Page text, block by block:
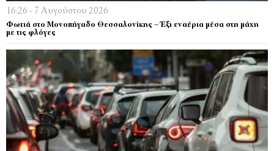
16:26 - 7 Αυγούστου 2026
Φωτιά στο Μονοπήγαδο Θεσσαλονίκης – Έξι εναέρια μέσα στη μάχη
με τις φλόγες